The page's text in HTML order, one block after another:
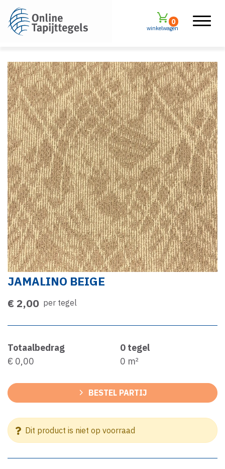
winkelwagen
0
JAMALINO BEIGE
€ 2,00 per tegel
Totaalbedrag
€ 0,00
0 tegel
0 m²
BESTEL PARTIJ
Dit product is niet op voorraad